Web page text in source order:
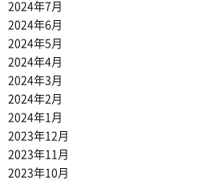
2024年7月
2024年6月
2024年5月
2024年4月
2024年3月
2024年2月
2024年1月
2023年12月
2023年11月
2023年10月